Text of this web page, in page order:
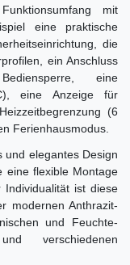
mit
eine praktische
die
ein Anschluss
eine
eine Anzeige für
(6
Ferienhausmodus.
und elegantes Design
eine flexible Montage
ist diese
modernen Anthrazit-
und Feuchte-
verschiedenen